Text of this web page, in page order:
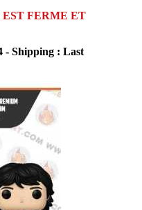
FERME ET
- Shipping : Last